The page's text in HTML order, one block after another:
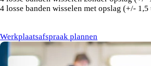
4 losse banden wisselen met opslag (+/- 1,5
Werkplaatsafspraak plannen